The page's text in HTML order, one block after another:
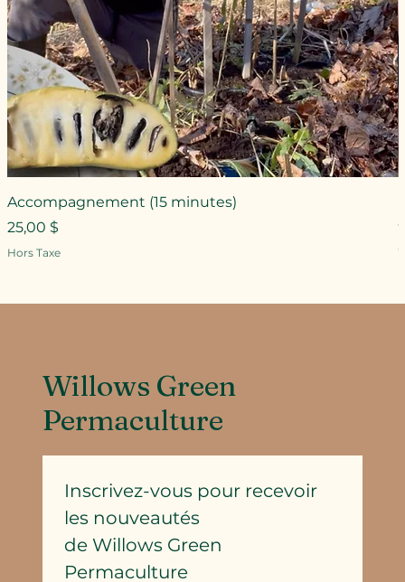
Accompagnement (15 minutes)
Prix
25,00 $
Hors Taxe
Willows Green
Permaculture
Inscrivez-vous pour recevoir
les nouveautés
de Willows Green
Permaculture